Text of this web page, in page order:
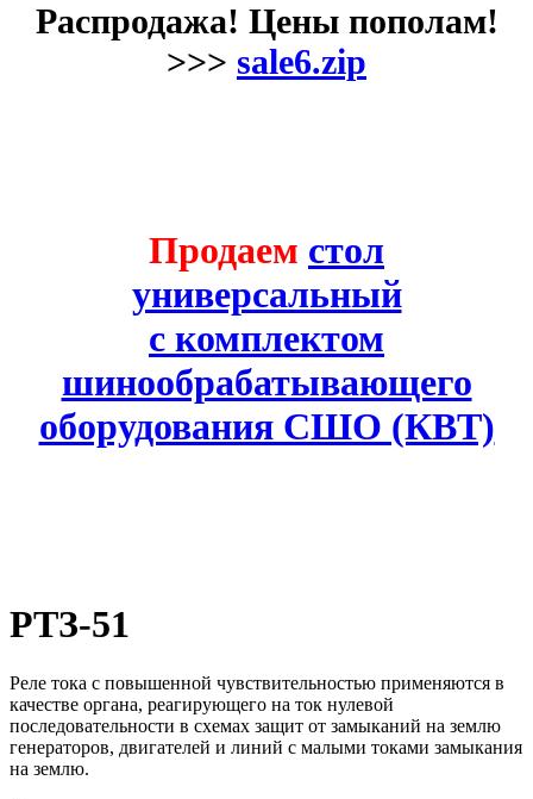
Распродажа! Цены пополам!
>>> sale6.zip
Продаем стол
универсальный
с комплектом
шинообрабатывающего
оборудования СШО (КВТ)
РТЗ-51
Реле тока с повышенной чувствительностью применяются в
качестве органа, реагирующего на ток нулевой
последовательности в схемах защит от замыканий на землю
генераторов, двигателей и линий с малыми токами замыкания
на землю.